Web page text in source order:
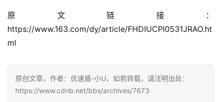
原文链接：
https://www.163.com/dy/article/FHDIUCPI0531JRAO.ht
ml
原创文章，作者：优速盾-小U，如若转载，请注明出处：
https://www.cdnb.net/bbs/archives/7673